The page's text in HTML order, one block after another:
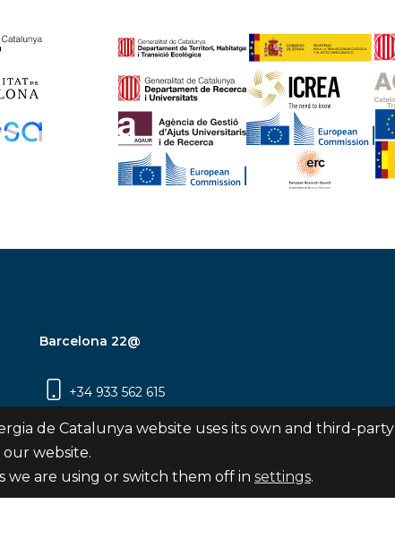
Barcelona 22@
+34 933 562 615
Carrer Pujades 350, 8ª planta, 08019
Barcelona
de Catalunya website uses its own and third-party
website.
are using or switch them off in settings.